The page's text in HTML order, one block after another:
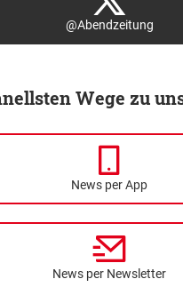
@Abendzeitung
Wege zu
News per App
News per Newsletter